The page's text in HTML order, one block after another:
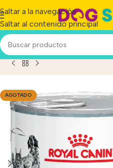
Saltar a la navegación
Saltar al contenido principal
Todos Los Tamaños
AGOTADO